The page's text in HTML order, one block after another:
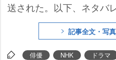
送された。以下、ネタバ
記事全文・写
俳優 NHK ドラマ